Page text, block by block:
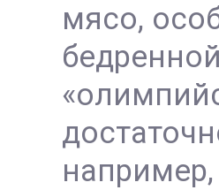
мясо,